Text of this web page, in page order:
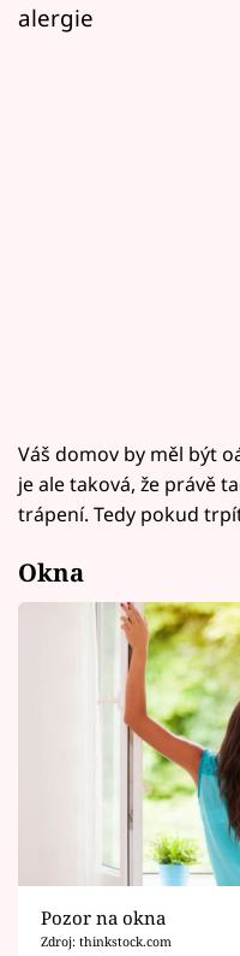
Mámy sobě
alergie
Váš domov by měl být
je ale taková, že právě
trápení. Tedy pokud
Okna
Pozor na okna
Zdroj: thinkstock.com